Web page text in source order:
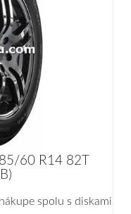
60 R14 82T
spolu s diskami